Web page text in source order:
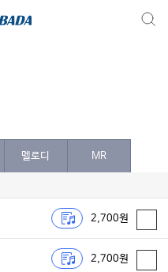
멜로디 MR
2,700원
2,700원